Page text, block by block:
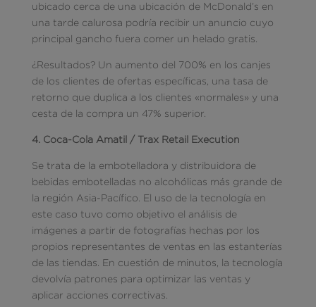
ubicado cerca de una ubicación de McDonald’s en
una tarde calurosa podría recibir un anuncio cuyo
principal gancho fuera comer un helado gratis.
¿Resultados? Un aumento del 700% en los canjes
de los clientes de ofertas específicas, una tasa de
retorno que duplica a los clientes «normales» y una
cesta de la compra un 47% superior.
4. Coca-Cola Amatil / Trax Retail Execution
Se trata de la embotelladora y distribuidora de
bebidas embotelladas no alcohólicas más grande de
la región Asia-Pacífico. El uso de la tecnología en
este caso tuvo como objetivo el análisis de
imágenes a partir de fotografías hechas por los
propios representantes de ventas en las estanterías
de las tiendas. En cuestión de minutos, la tecnología
devolvía patrones para optimizar las ventas y
aplicar acciones correctivas.